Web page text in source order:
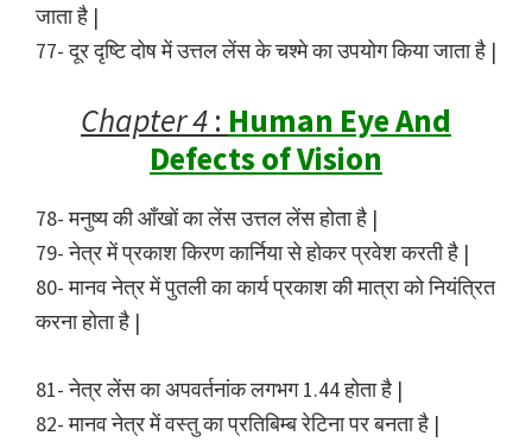
जाता है |
77- दूर दृष्टि दोष में उत्तल लेंस के चश्मे का उपयोग किया जाता है |
Chapter 4 : Human Eye And
Defects of Vision
78- मनुष्य की आँखों का लेंस उत्तल लेंस होता है |
79- नेत्र में प्रकाश किरण कार्निया से होकर प्रवेश करती है |
80- मानव नेत्र में पुतली का कार्य प्रकाश की मात्रा को नियंत्रित
करना होता है |
81- नेत्र लेंस का अपवर्तनांक लगभग 1.44 होता है |
82- मानव नेत्र में वस्तु का प्रतिबिम्ब रेटिना पर बनता है |